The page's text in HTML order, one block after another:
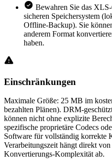
Bewahren Sie das
sicheren Speichersystem
Offline-Backup). Sie
anderem Format
haben.
Einschränkungen
Maximale Größe: 25 MB im
bezahlten Plänen). DRM-
können nicht ohne explizite
spezifische proprietäre Codecs
Software für vollständig korrekte
Verarbeitungszeit hängt direkt
Konvertierungs-Komplexität ab.